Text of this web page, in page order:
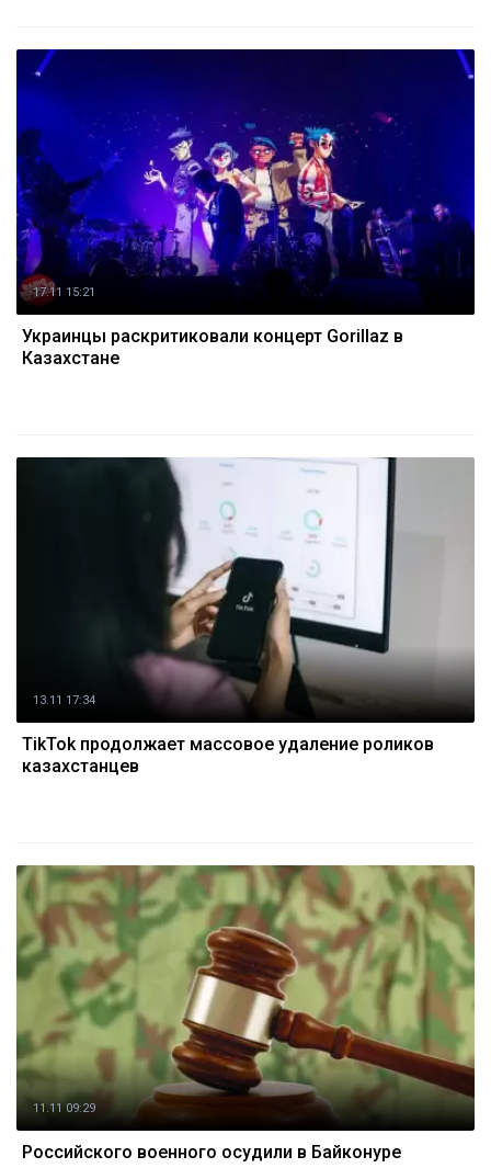
17.11 15:21
Украинцы раскритиковали концерт Gorillaz в
Казахстане
13.11 17:34
TikTok продолжает массовое удаление роликов
казахстанцев
11.11 09:29
Российского военного осудили в Байконуре